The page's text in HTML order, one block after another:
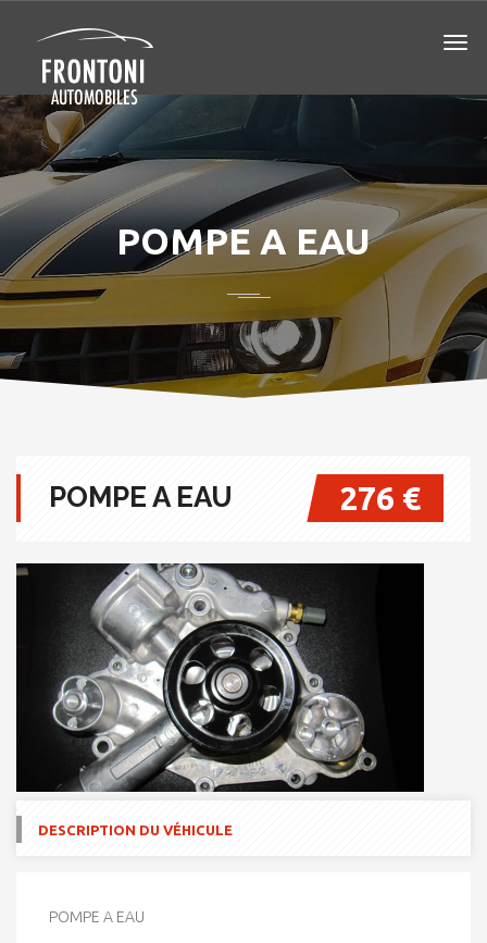
POMPE A EAU
POMPE A EAU 276 €
DESCRIPTION DU VÉHICULE
POMPE A EAU